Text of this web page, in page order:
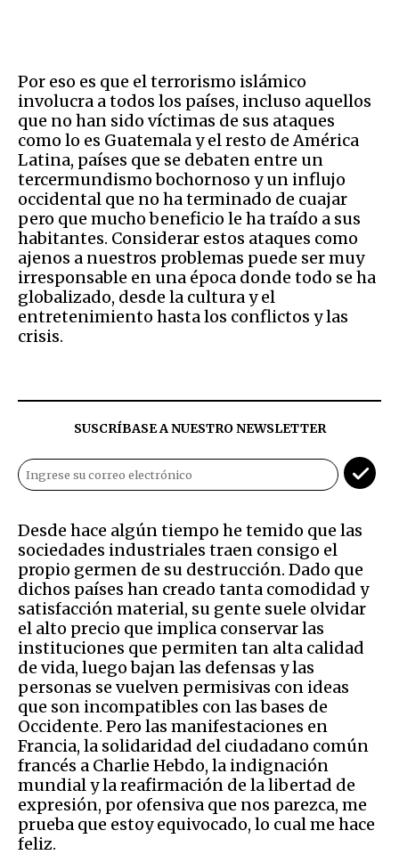
Por eso es que el terrorismo islámico
involucra a todos los países, incluso aquellos
que no han sido víctimas de sus ataques
como lo es Guatemala y el resto de América
Latina, países que se debaten entre un
tercermundismo bochornoso y un influjo
occidental que no ha terminado de cuajar
pero que mucho beneficio le ha traído a sus
habitantes. Considerar estos ataques como
ajenos a nuestros problemas puede ser muy
irresponsable en una época donde todo se ha
globalizado, desde la cultura y el
entretenimiento hasta los conflictos y las
crisis.
SUSCRÍBASE A NUESTRO NEWSLETTER
Desde hace algún tiempo he temido que las
sociedades industriales traen consigo el
propio germen de su destrucción. Dado que
dichos países han creado tanta comodidad y
satisfacción material, su gente suele olvidar
el alto precio que implica conservar las
instituciones que permiten tan alta calidad
de vida, luego bajan las defensas y las
personas se vuelven permisivas con ideas
que son incompatibles con las bases de
Occidente. Pero las manifestaciones en
Francia, la solidaridad del ciudadano común
francés a Charlie Hebdo, la indignación
mundial y la reafirmación de la libertad de
expresión, por ofensiva que nos parezca, me
prueba que estoy equivocado, lo cual me hace
feliz.